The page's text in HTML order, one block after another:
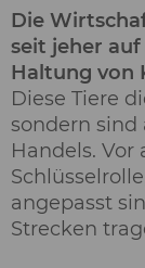
Die
seit jeher
Haltung von
Diese Tiere
sondern sind
Handels.
angepasst
Strecken